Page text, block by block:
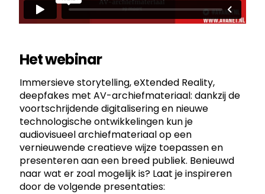
Het webinar
Immersieve storytelling, eXtended Reality,
deepfakes met AV-archiefmateriaal: dankzij de
voortschrijdende digitalisering en nieuwe
technologische ontwikkelingen kun je
audiovisueel archiefmateriaal op een
vernieuwende creatieve wijze toepassen en
presenteren aan een breed publiek. Benieuwd
naar wat er zoal mogelijk is? Laat je inspireren
door de volgende presentaties: